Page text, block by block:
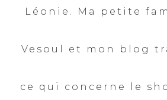
Léonie. Ma petite
Vesoul et mon blog
ce qui concerne le